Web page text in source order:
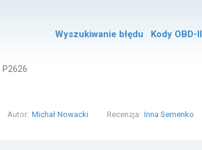
Wyszukiwanie błędu Kody OBD-II
P2626
Autor: Michał Nowacki Recenzja: Inna Semenko